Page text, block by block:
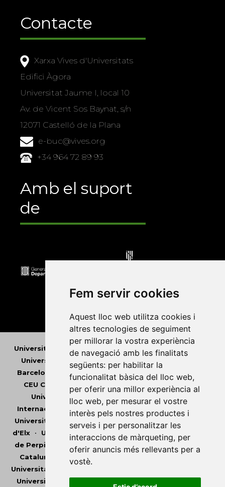
Fem servir cookies
Aquest lloc web utilitza cookies i
altres tecnologies de seguiment
per millorar la vostra experiència
de navegació amb les finalitats
següents: per habilitar la
funcionalitat bàsica del lloc web,
per oferir una millor experiència al
lloc web, per mesurar el vostre
interès pels nostres productes i
serveis i per personalitzar les
interaccions de màrqueting, per
oferir anuncis més rellevants per a
vostè.
Contacte
Xarxa Vives d'Universitats
Edifici Àgora
Universitat Jaume I, local 10
Av. de Vicent Sos Baynat, s/n
12071 Castelló de la Plana
e-buc@vives.org
+34 964 72 89 93
Amb el suport
de
Universitat Abat Oliba CEU • Universitat d'Alacant
Universitat d'Andorra •
Universitat Autònoma de
Barcelona
Universitat de Barcelona•
Universitat
CEU Cardenal Herrera
Universitat de Girona
•
Universitat de les Illes Balears
Universitat
Internacional de Catalunya
Universitat Jaume I
Universitat de Lleida•
Universitat Miguel Hernández
d'Elx• Universitat Oberta de Catalunya•
de Perpinyà Via Domitia
Universitat Politècnica de
Catalunya
Universitat Politècnica de València
Universitat Pompeu Fabra
Universitat Rovira i Virgili
•